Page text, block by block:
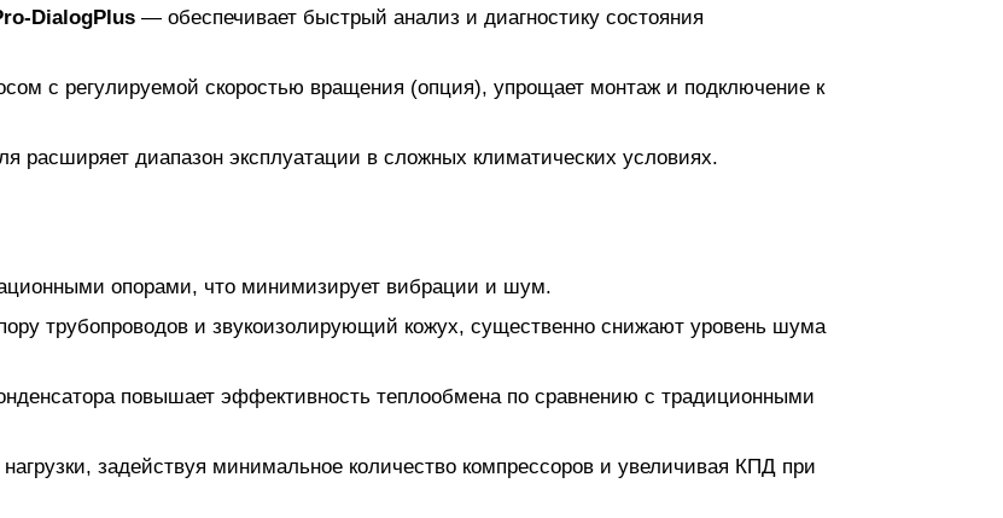
DialogPlus — обеспечивает быстрый анализ и диагностику состояния
с регулируемой скоростью вращения (опция), упрощает монтаж и подключение к
расширяет диапазон эксплуатации в сложных климатических условиях.
опорами, что минимизирует вибрации и шум.
трубопроводов и звукоизолирующий кожух, существенно снижают уровень шума
повышает эффективность теплообмена по сравнению с традиционными
задействуя минимальное количество компрессоров и увеличивая КПД при